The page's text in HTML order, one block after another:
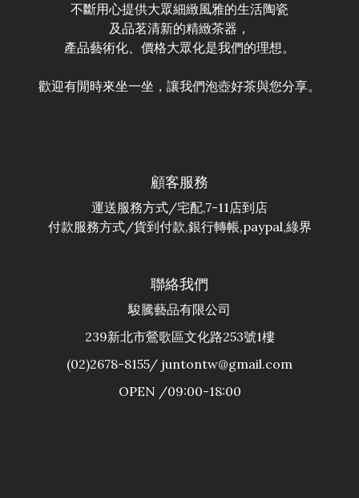
不斷用心提供大眾細緻風雅的生活陶瓷
及品茗清新的精緻茶器，
產品藝術化、價格大眾化是我們的理想。
歡迎有閒時來坐一坐，讓我們泡壺好茶與您分享。
顧客服務
運送服務方式/宅配,7-11店到店
付款服務方式/貨到付款,銀行轉帳,paypal,綠界
聯絡我們
駿騰藝品有限公司
239新北市鶯歌區文化路253號1樓
(02)2678-8155/ juntontw@gmail.com
OPEN /09:00-18:00